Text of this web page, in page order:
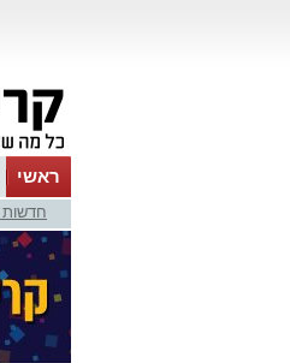
ראשי
חדשות